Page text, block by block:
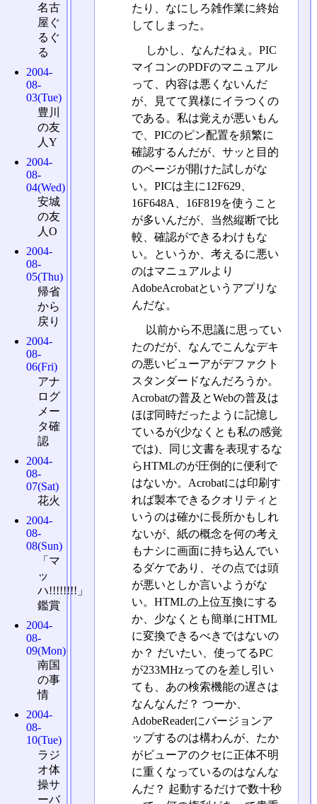
たり、なにしろ雑作業に終始
してしまった。
しかし、なんだねぇ。PIC
マイコンのPDFのマニュアル
って、内容は悪くないんだ
が、見てて異様にイラつくの
である。私は覚えが悪いもん
で、PICのピン配置を頻繁に
確認するんだが、サッと目的
のページが開けた試しがな
い。PICは主に12F629、
16F648A、16F819を使うこと
が多いんだが、当然縦断で比
較、確認ができるわけもな
い。というか、考えるに悪い
のはマニュアルより
AdobeAcrobatというアプリな
んだな。
以前から不思議に思ってい
たのだが、なんでこんなデキ
の悪いビューアがデファクト
スタンダードなんだろうか。
Acrobatの普及とWebの普及は
ほぼ同時だったように記憶し
ているが(少なくとも私の感覚
では)、同じ文書を表現するな
らHTMLのが圧倒的に便利で
はないか。Acrobatには印刷す
れば製本できるクオリティと
いうのは確かに長所かもしれ
ないが、紙の概念を何の考え
もナシに画面に持ち込んでい
るダケであり、その点では頭
が悪いとしか言いようがな
い。HTMLの上位互換にする
か、少なくとも簡単にHTML
に変換できるべきではないの
か？ だいたい、使ってるPC
が233MHzってのを差し引い
ても、あの検索機能の遅さは
なんなんだ？ つーか、
AdobeReaderにバージョンア
ップするのは構わんが、たか
がビューアのクセに正体不明
に重くなっているのはなんな
んだ？ 起動するだけで数十秒
名古
屋ぐ
るぐ
る
2004-
08-
03(Tue)
豊川
の友
人Y
2004-
08-
04(Wed)
安城
の友
人O
2004-
08-
05(Thu)
帰省
から
戻り
2004-
08-
06(Fri)
アナ
ログ
メー
タ確
認
2004-
08-
07(Sat)
花火
2004-
08-
08(Sun)
「マ
ッ
ハ!!!!!!!!」
鑑賞
2004-
08-
09(Mon)
南国
の事
情
2004-
08-
10(Tue)
ラジ
オ体
操サ
ーバ